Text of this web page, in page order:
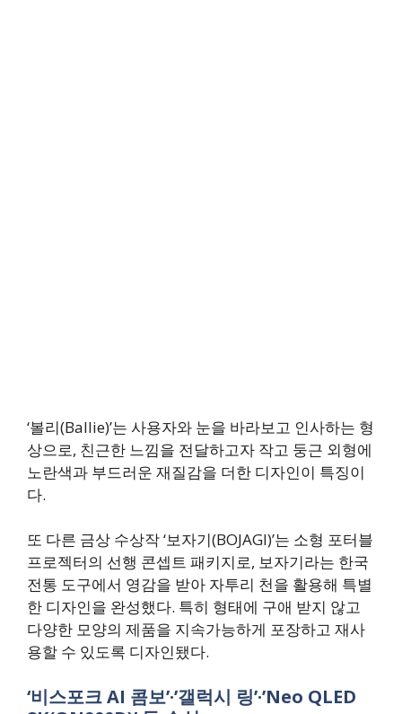
‘볼리(Ballie)’는 사용자와 눈을 바라보고 인사하는 형
상으로, 친근한 느낌을 전달하고자 작고 둥근 외형에
노란색과 부드러운 재질감을 더한 디자인이 특징이
다.
또 다른 금상 수상작 ‘보자기(BOJAGI)’는 소형 포터블
프로젝터의 선행 콘셉트 패키지로, 보자기라는 한국
전통 도구에서 영감을 받아 자투리 천을 활용해 특별
한 디자인을 완성했다. 특히 형태에 구애 받지 않고
다양한 모양의 제품을 지속가능하게 포장하고 재사
용할 수 있도록 디자인됐다.
‘비스포크 AI 콤보’·’갤럭시 링’·’Neo QLED